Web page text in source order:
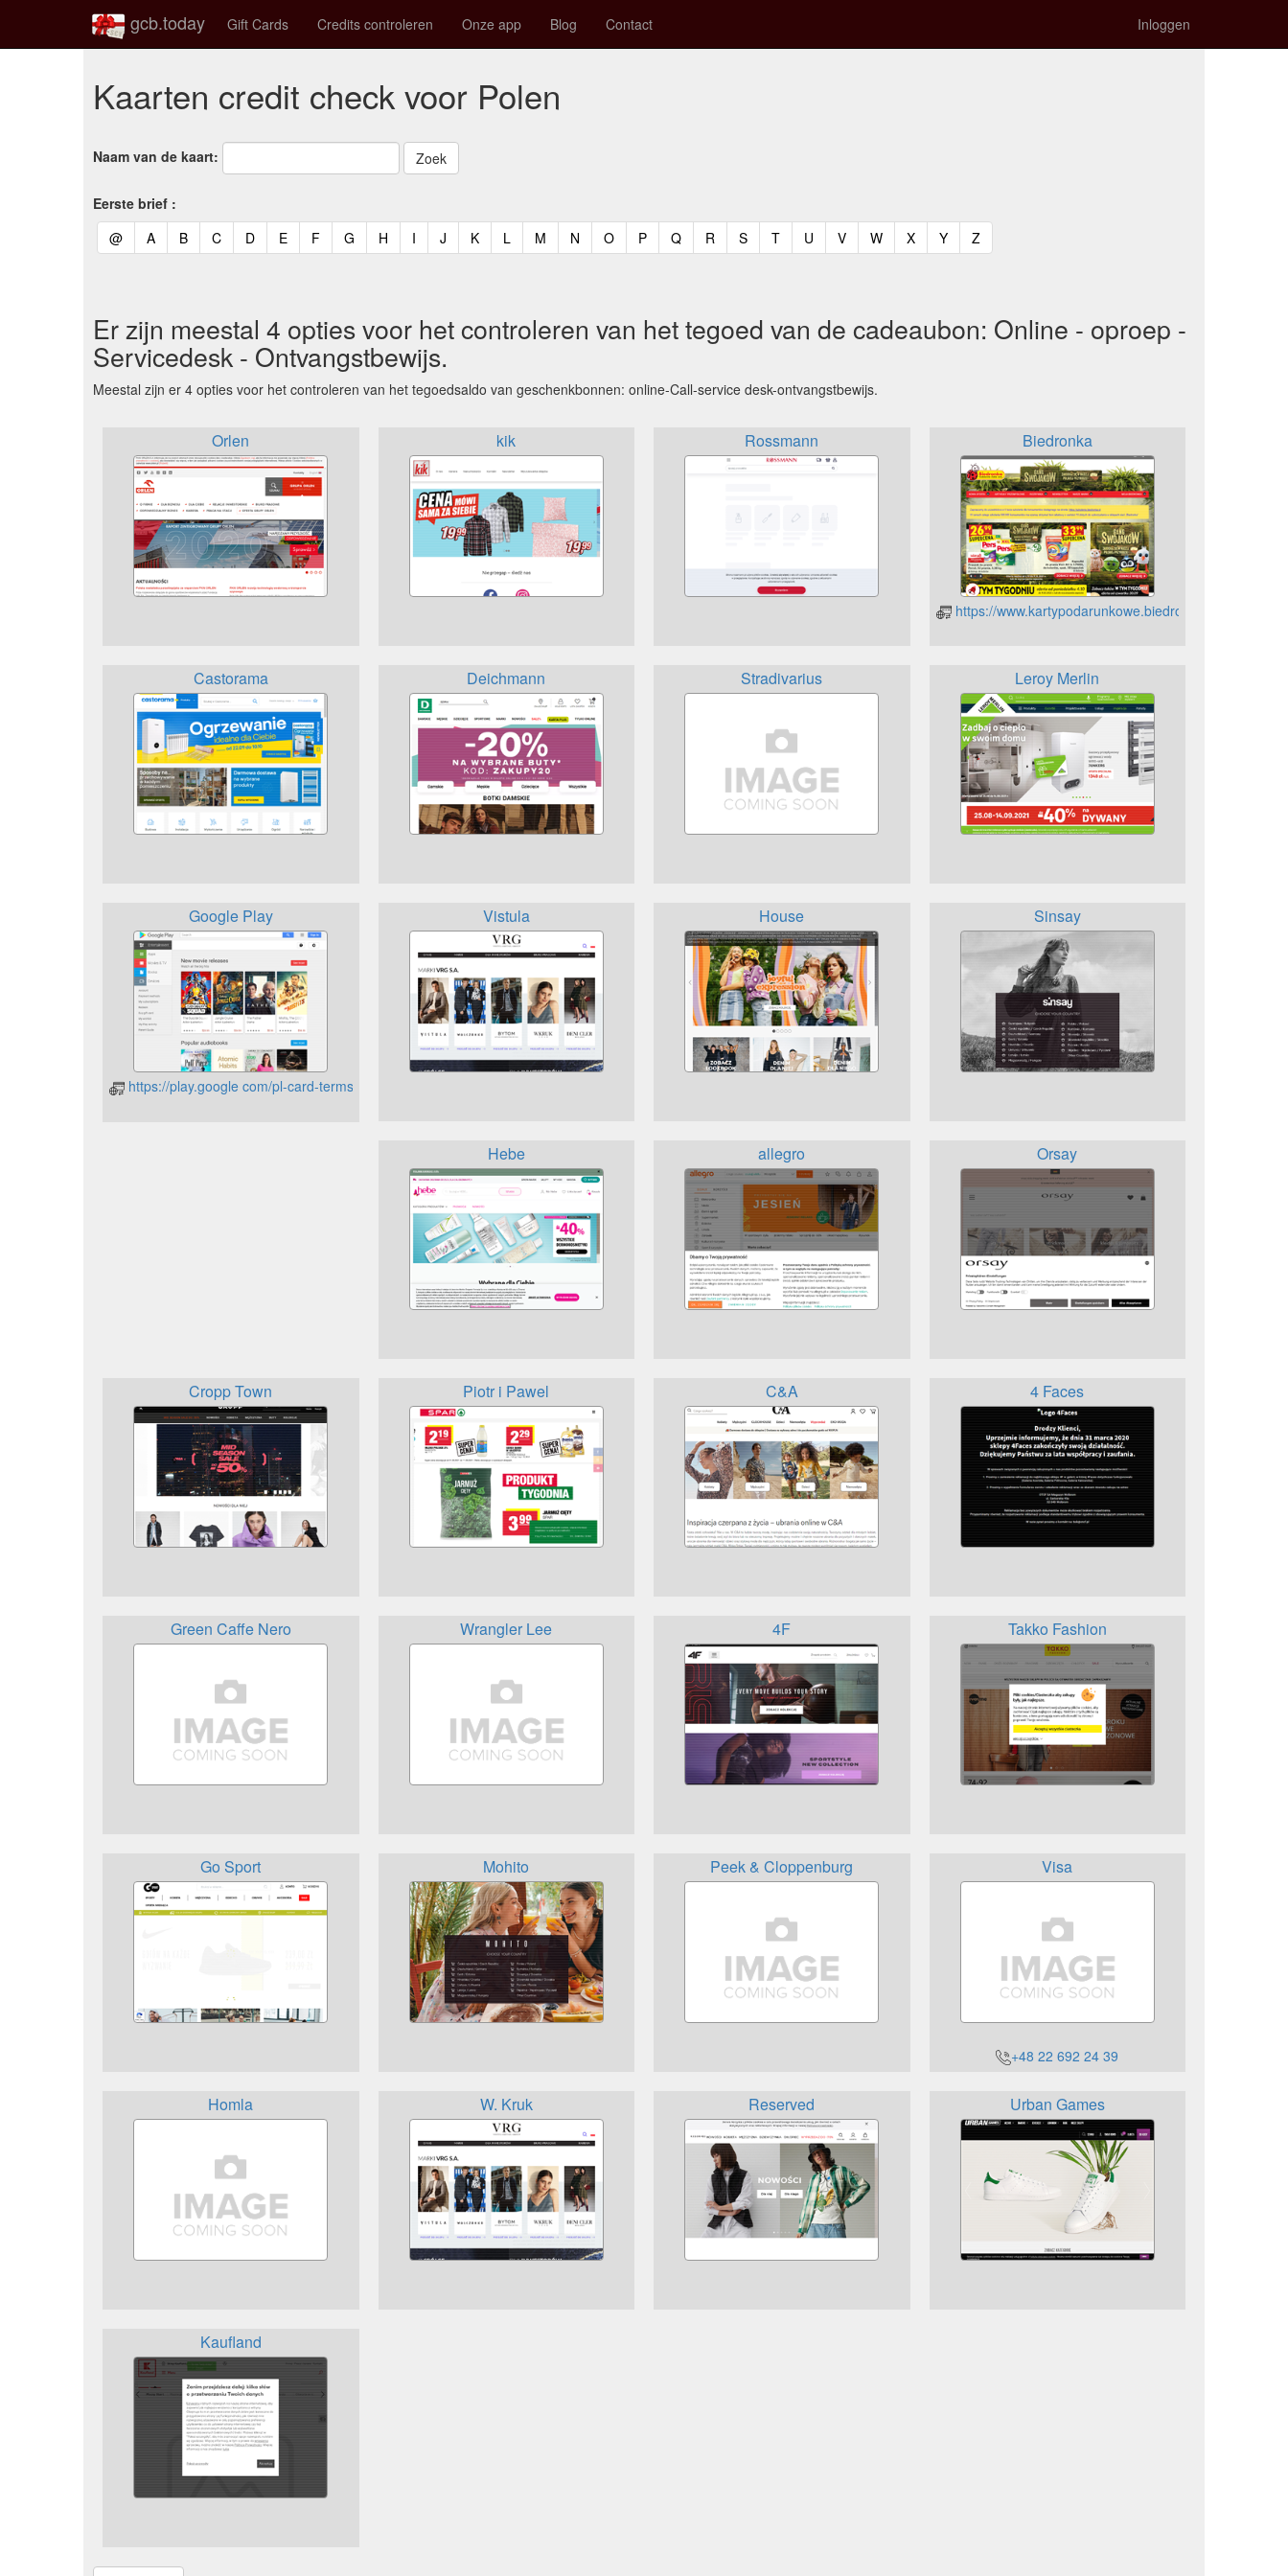
gcb.today Gift Cards Credits controleren Onze app Blog Contact Inloggen
Kaarten credit check voor Polen
Naam van de kaart:
Eerste brief :
@(current)
A(current)
B(current)
C(current)
D(current)
E(current)
F(current)
G (current)
H (current)
I (current)
J (current)
K(current)
L (current)
M (current)
N (current)
O(current)
P(current)
Q(current)
R (current)
S(current)
T(current)
U (current)
V(current)
W(current)
X(current)
Y(current)
Z(current)
Er zijn meestal 4 opties voor het controleren van het tegoed van de cadeaubon: Online - oproep -
Servicedesk - Ontvangstbewijs.
Meestal zijn er 4 opties voor het controleren van het tegoedsaldo van geschenkbonnen: online-Call-service desk-ontvangstbewijs.
Orlen kik Rossmann Biedronka
https://www.kartypodarunkowe.biedronka.pl
Castorama Deichmann Stradivarius Leroy Merlin
Google Play
https://play.google com/pl-card-terms
Vistula House Sinsay
Hebe allegro Orsay
Cropp Town Piotr i Pawel C&A 4 Faces
Green Caffe Nero Wrangler Lee 4F Takko Fashion
Go Sport Mohito Peek & Cloppenburg Visa
+48 22 692 24 39
Homla W. Kruk Reserved Urban Games
Kaufland